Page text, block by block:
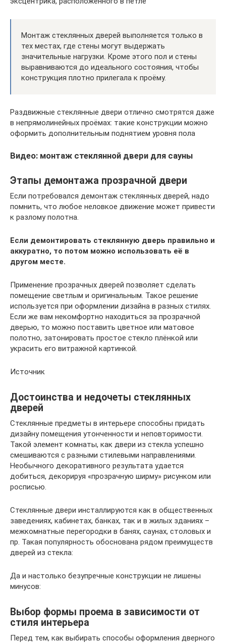
Монтаж стеклянных дверей выполняется только в
тех местах, где стены могут выдержать
значительные нагрузки. Кроме этого пол и стены
выравниваются до идеального состояния, чтобы
конструкция плотно прилегала к проёму.
Раздвижные стеклянные двери отлично смотрятся даже
в непрямолинейных проёмах: такие конструкции можно
оформить дополнительным поднятием уровня пола
Видео: монтаж стеклянной двери для сауны
Этапы демонтажа прозрачной двери
Если потребовался демонтаж стеклянных дверей, надо
помнить, что любое неловкое движение может привести
к разлому полотна.
Если демонтировать стеклянную дверь правильно и
аккуратно, то потом можно использовать её в
другом месте.
Применение прозрачных дверей позволяет сделать
помещение светлым и оригинальным. Такое решение
используется при оформлении дизайна в разных стилях.
Если же вам некомфортно находиться за прозрачной
дверью, то можно поставить цветное или матовое
полотно, затонировать простое стекло плёнкой или
украсить его витражной картинкой.
Источник
Достоинства и недочеты стеклянных
дверей
Стеклянные предметы в интерьере способны придать
дизайну помещения утонченности и неповторимости.
Такой элемент комнаты, как двери из стекла успешно
смешиваются с разными стилевыми направлениями.
Необычного декоративного результата удается
добиться, декорируя «прозрачную ширму» рисунком или
росписью.
Стеклянные двери инсталлируются как в общественных
заведениях, кабинетах, банках, так и в жилых зданиях –
межкомнатные перегородки в банях, саунах, столовых и
пр. Такая популярность обоснована рядом преимуществ
дверей из стекла:
Да и настолько безупречные конструкции не лишены
минусов:
Выбор формы проема в зависимости от
стиля интерьера
Перед тем, как выбирать способы оформления дверного